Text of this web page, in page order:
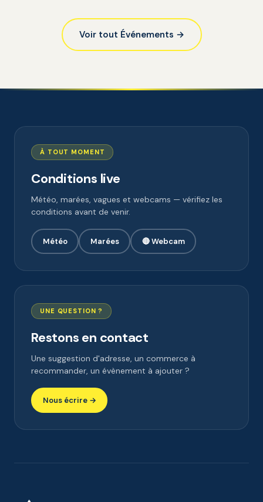
Voir tout Événements →
À TOUT MOMENT
Conditions live
Météo, marées, vagues et webcams — vérifiez les
conditions avant de venir.
Météo Marées 🔴 Webcam
UNE QUESTION ?
Restons en contact
Une suggestion d'adresse, un commerce à
recommander, un évènement à ajouter ?
Nous écrire →